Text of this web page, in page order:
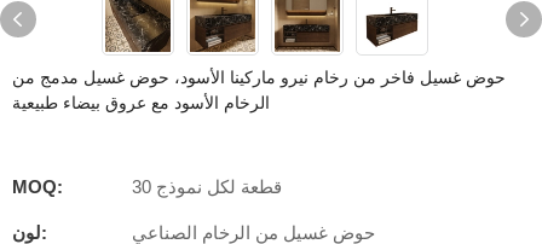
حوض غسيل فاخر من رخام نيرو ماركينا الأسود، حوض غسيل مدمج من
الرخام الأسود مع عروق بيضاء طبيعية
MOQ: 30 قطعة لكل نموذج
لون: حوض غسيل من الرخام الصناعي